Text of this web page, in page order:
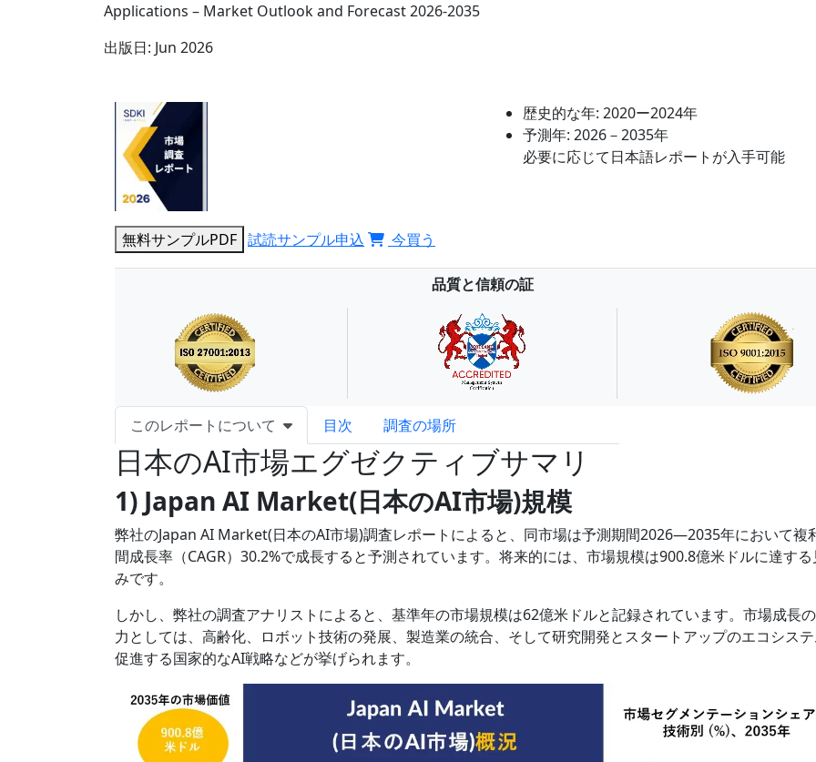
Applications – Market Outlook and Forecast 2026-2035
出版日: Jun 2026
歴史的な年: 2020ー2024年
予測年: 2026－2035年
必要に応じて日本語レポートが入手可能
無料サンプルPDF 試読サンプル申込 今買う
品質と信頼の証
このレポートについて 目次 調査の場所
日本のAI市場エグゼクティブサマリ
1) Japan AI Market(日本のAI市場)規模
弊社のJapan AI Market(日本のAI市場)調査レポートによると、同市場は予測期間2026―2035年において複
間成長率（CAGR）30.2%で成長すると予測されています。将来的には、市場規模は900.8億米ドルに達する
みです。
しかし、弊社の調査アナリストによると、基準年の市場規模は62億米ドルと記録されています。市場成長
力としては、高齢化、ロボット技術の発展、製造業の統合、そして研究開発とスタートアップのエコシス
促進する国家的なAI戦略などが挙げられます。